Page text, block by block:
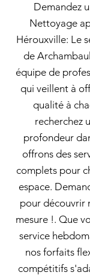
Demandez
Nettoyage
Hérouxville: Le
de
équipe de
qui veillent à
qualité à
recherchez
profondeur
offrons des
complets pour
espace.
pour découvrir
mesure !. Que
service
nos forfaits
compétitifs